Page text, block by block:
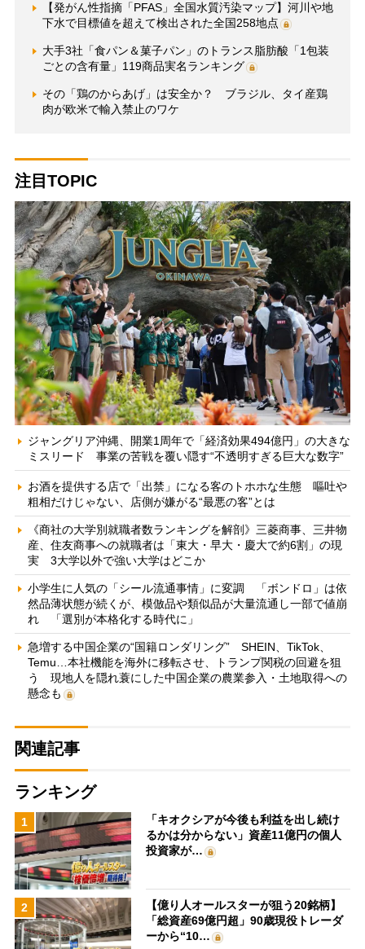
【発がん性指摘「PFAS」全国水質汚染マップ】河川や地
下水で目標値を超えて検出された全国258地点
大手3社「食パン＆菓子パン」のトランス脂肪酸「1包装
ごとの含有量」119商品実名ランキング
その「鶏のからあげ」は安全か？ ブラジル、タイ産鶏
肉が欧米で輸入禁止のワケ
注目TOPIC
ジャングリア沖縄、開業1周年で「経済効果494億円」の大きな
ミスリード 事業の苦戦を覆い隠す“不透明すぎる巨大な数字”
お酒を提供する店で「出禁」になる客のトホホな生態 嘔吐や
粗相だけじゃない、店側が嫌がる“最悪の客”とは
《商社の大学別就職者数ランキングを解剖》三菱商事、三井物
産、住友商事への就職者は「東大・早大・慶大で約6割」の現
実 3大学以外で強い大学はどこか
小学生に人気の「シール流通事情」に変調 「ボンドロ」は依
然品薄状態が続くが、模倣品や類似品が大量流通し一部で値崩
れ 「選別が本格化する時代に」
急増する中国企業の“国籍ロンダリング” SHEIN、TikTok、
Temu…本社機能を海外に移転させ、トランプ関税の回避を狙
う 現地人を隠れ蓑にした中国企業の農業参入・土地取得への
懸念も
関連記事
ランキング
1
「キオクシアが今後も利益を出し続け
るかは分からない」資産11億円の個人
投資家が…
2
【億り人オールスターが狙う20銘柄】
「総資産69億円超」90歳現役トレーダ
ーから“10…